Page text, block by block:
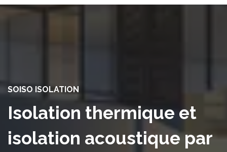
SOISO ISOLATION
Isolation thermique et
isolation acoustique par